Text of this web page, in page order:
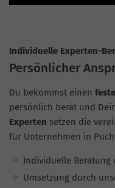
Individuelle Experten-
Persönlicher
Du bekommst einen
persönlich berät und
Experten setzen die
für Unternehmen in
Individuelle
Umsetzung durch